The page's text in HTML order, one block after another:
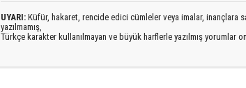
UYARI: Küfür, hakaret, rencide edici cümleler veya imalar, inançlara
yazılmamış,
Türkçe karakter kullanılmayan ve büyük harflerle yazılmış yorumlar